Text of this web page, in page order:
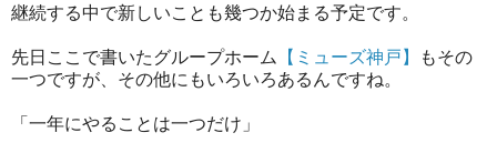
継続する中で新しいことも幾つか始まる予定です。
先日ここで書いたグループホーム 【ミューズ神戸】
もその
一つですが、その他にもいろいろあるんですね。
「一年にやることは一つだけ」